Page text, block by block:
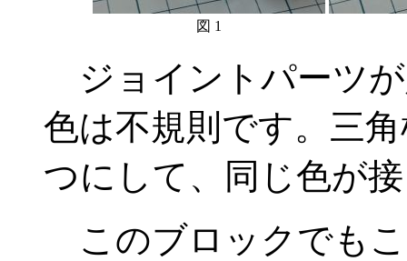
図 1
ジョイントパーツ
色は不規則です。三
つにして、同じ色が
このブロックでも